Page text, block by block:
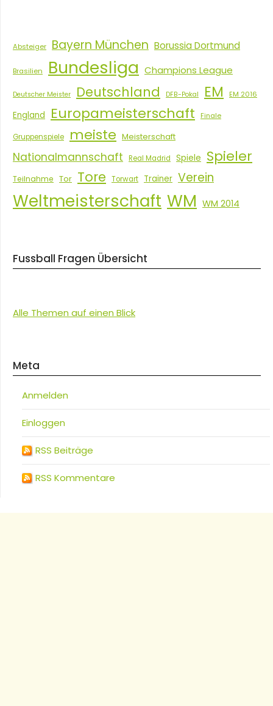
Absteiger Bayern München Borussia Dortmund
Brasilien Bundesliga Champions League
Deutscher Meister Deutschland DFB-Pokal EM EM 2016
England Europameisterschaft Finale
Gruppenspiele meiste Meisterschaft
Nationalmannschaft Real Madrid Spiele Spieler
Teilnahme Tor Tore Torwart Trainer Verein
Weltmeisterschaft WM WM 2014
Fussball Fragen Übersicht
Alle Themen auf einen Blick
Meta
Anmelden
Einloggen
RSS Beiträge
RSS Kommentare